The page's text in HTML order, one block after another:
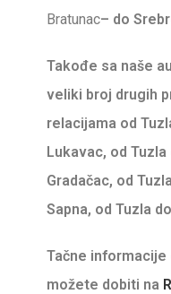
Bratunac– do
Takođe sa naše
veliki broj drugih
relacijama od
Lukavac, od Tuzla
Gradačac, od
Sapna, od Tuzla
Tačne
možete dobiti na